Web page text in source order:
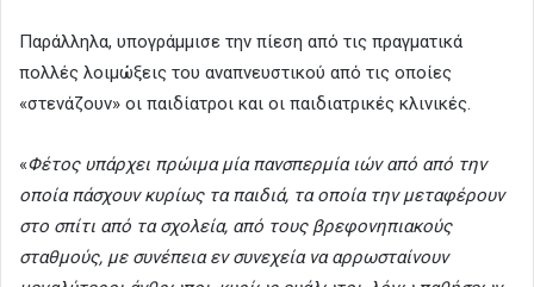
Παράλληλα, υπογράμμισε την πίεση από τις πραγματικά
πολλές λοιμώξεις του αναπνευστικού από τις οποίες
«στενάζουν» οι παιδίατροι και οι παιδιατρικές κλινικές.
«Φέτος υπάρχει πρώιμα μία πανσπερμία ιών από από την
οποία πάσχουν κυρίως τα παιδιά, τα οποία την μεταφέρουν
στο σπίτι από τα σχολεία, από τους βρεφονηπιακούς
σταθμούς, με συνέπεια εν συνεχεία να αρρωσταίνουν